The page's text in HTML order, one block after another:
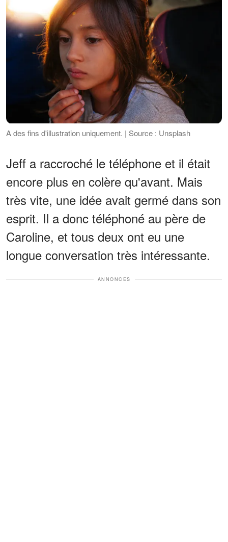
A des fins d'illustration uniquement. | Source : Unsplash
Jeff a raccroché le téléphone et il était
encore plus en colère qu'avant. Mais
très vite, une idée avait germé dans son
esprit. Il a donc téléphoné au père de
Caroline, et tous deux ont eu une
longue conversation très intéressante.
ANNONCES